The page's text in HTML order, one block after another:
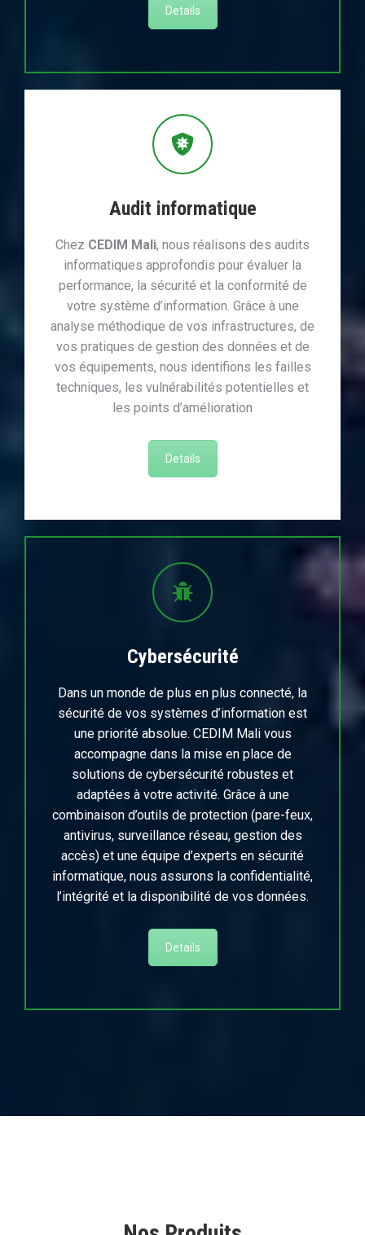
Details
Audit informatique
Chez CEDIM Mali, nous réalisons des audits
informatiques approfondis pour évaluer la
performance, la sécurité et la conformité de
votre système d’information. Grâce à une
analyse méthodique de vos infrastructures, de
vos pratiques de gestion des données et de
vos équipements, nous identifions les failles
techniques, les vulnérabilités potentielles et
les points d’amélioration
Details
Cybersécurité
Dans un monde de plus en plus connecté, la
sécurité de vos systèmes d’information est
une priorité absolue. CEDIM Mali vous
accompagne dans la mise en place de
solutions de cybersécurité robustes et
adaptées à votre activité. Grâce à une
combinaison d’outils de protection (pare-feux,
antivirus, surveillance réseau, gestion des
accès) et une équipe d’experts en sécurité
informatique, nous assurons la confidentialité,
l’intégrité et la disponibilité de vos données.
Details